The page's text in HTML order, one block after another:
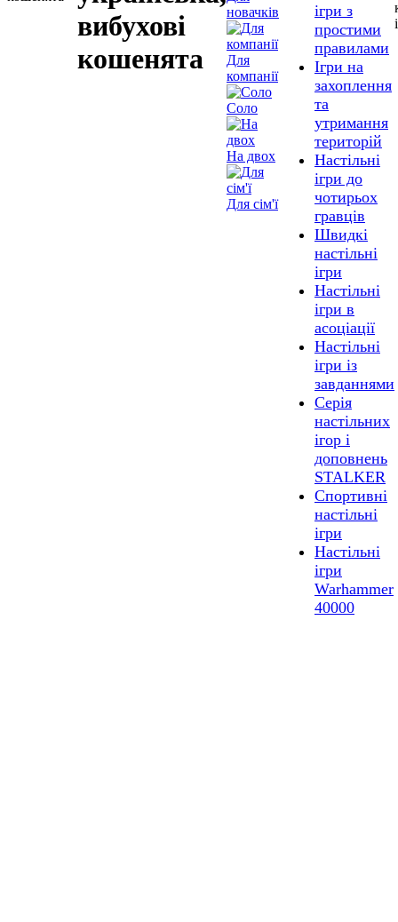
вибухові
кошенята
новачків
Для
компанії
Соло
На двох
Для сім'ї
ігри з
простими
правилами
Ігри на
захоплення
та
утримання
територій
Настільні
ігри до
чотирьох
гравців
Швидкі
настільні
ігри
Настільні
ігри в
асоціації
Настільні
ігри із
завданнями
Серія
настільних
ігор і
доповнень
STALKER
Спортивні
настільні
ігри
Настільні
ігри
Warhammer
40000